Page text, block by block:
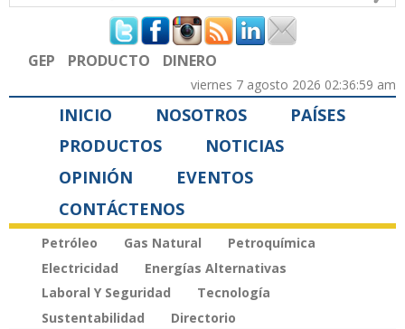
Formulario de búsqueda
GEP PRODUCTO DINERO
viernes 7 agosto 2026 02:36:59 am
INICIO NOSOTROS
PAÍSES
PRODUCTOS
NOTICIAS
OPINIÓN
EVENTOS
CONTÁCTENOS
Petróleo Gas Natural
Petroquímica
Electricidad
Energías Alternativas
Laboral Y Seguridad
Tecnología
Sustentabilidad
Directorio